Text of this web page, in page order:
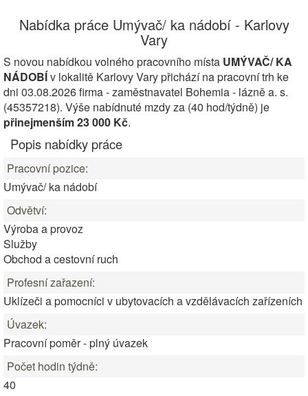
Nabídka práce Umývač/ ka nádobí - Karlovy
Vary
S novou nabídkou volného pracovního místa UMÝVAČ/ KA
NÁDOBÍv lokalitě Karlovy Vary přichází na pracovní trh ke
dni 03.08.2026 firma - zaměstnavatel Bohemia - lázně a. s.
(45357218). Výše nabídnuté mzdy za (40 hod/týdně) je
přinejmenším 23 000 Kč.
Popis nabídky práce
Pracovní pozice:
Umývač/ ka nádobí
Odvětví:
Výroba a provoz
Služby
Obchod a cestovní ruch
Profesní zařazení:
Uklízeči a pomocníci v ubytovacích a vzdělávacích zařízeních
Úvazek:
Pracovní poměr - plný úvazek
Počet hodin týdně:
40